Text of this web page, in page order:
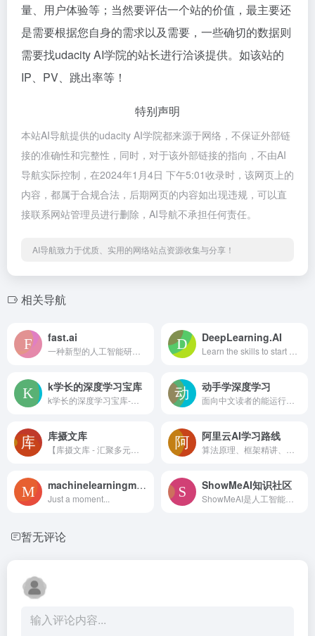
量、用户体验等；当然要评估一个站的价值，最主要还
是需要根据您自身的需求以及需要，一些确切的数据则
需要找udacity AI学院的站长进行洽谈提供。如该站的
IP、PV、跳出率等！
特别声明
本站AI导航提供的udacity AI学院都来源于网络，不保证外部链
接的准确性和完整性，同时，对于该外部链接的指向，不由AI
导航实际控制，在2024年1月4日 下午5:01收录时，该网页上的
内容，都属于合规合法，后期网页的内容如出现违规，可以直
接联系网站管理员进行删除，AI导航不承担任何责任。
AI导航致力于优质、实用的网络站点资源收集与分享！
相关导航
fast.ai DeepLearning.AI
k学长的深度学习宝库 动手学深度学习
库摄文库 阿里云AI学习路线
machinelearningmastery
Just a moment...
ShowMeAI知识社区
暂无评论